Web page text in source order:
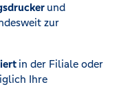
und
zur
in der Filiale oder
Ihre